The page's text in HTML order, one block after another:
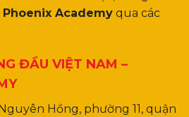
Phoenix Academy qua các
ĐẦU VIỆT NAM –
Hồng, phường 11, quận